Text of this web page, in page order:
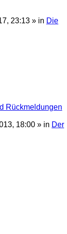
23:13 » in Die
Rückmeldungen
18:00 » in Der